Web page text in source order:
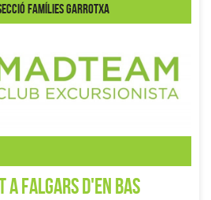
Famílies Garrotxa
a Falgars d'en Bas